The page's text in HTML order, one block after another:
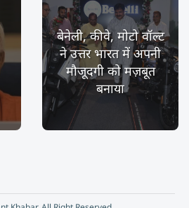
बेनेली, कीवे, मोटो वॉल्ट
ने उत्तर भारत में अपनी
मौजूदगी को मज़बूत
बनाया